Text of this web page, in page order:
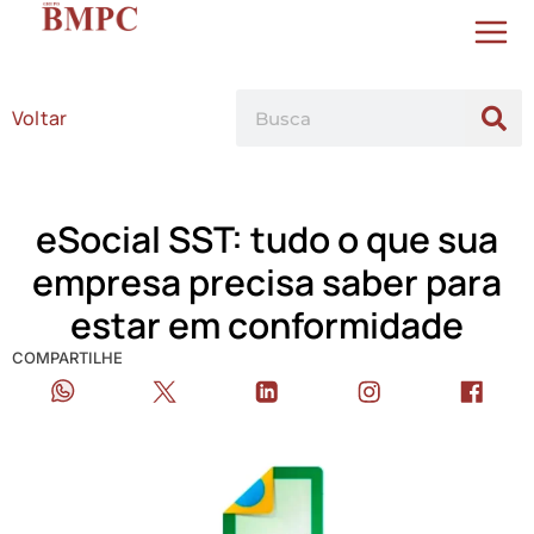
Voltar
eSocial SST: tudo o que sua
empresa precisa saber para
estar em conformidade
COMPARTILHE